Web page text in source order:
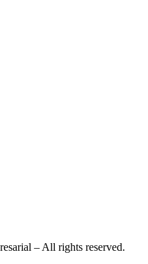
– All rights reserved.